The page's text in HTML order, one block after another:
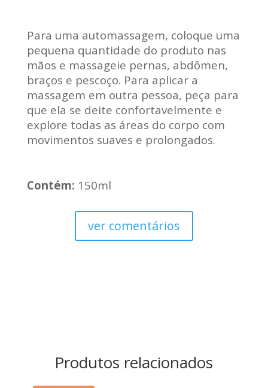
Para uma automassagem, coloque uma
pequena quantidade do produto nas
mãos e massageie pernas, abdômen,
braços e pescoço. Para aplicar a
massagem em outra pessoa, peça para
que ela se deite confortavelmente e
explore todas as áreas do corpo com
movimentos suaves e prolongados.
Contém: 150ml
ver comentários
Produtos relacionados